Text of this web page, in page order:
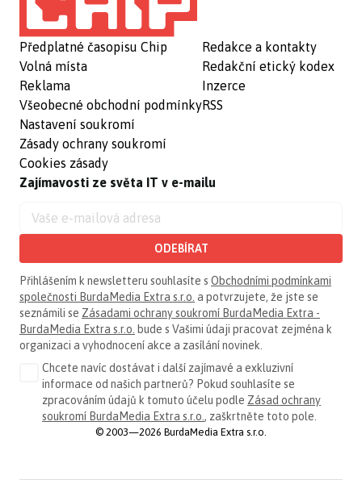
Předplatné časopisu Chip
Volná místa
Reklama
Všeobecné obchodní podmínky
Nastavení soukromí
Zásady ochrany soukromí
Cookies zásady
Redakce a kontakty
Redakční etický kodex
Inzerce
RSS
Zajímavosti ze světa IT v e-mailu
ODEBÍRAT
Přihlášením k newsletteru souhlasíte s Obchodními podmínkami
společnosti BurdaMedia Extra s.r.o. a potvrzujete, že jste se
seznámili se Zásadami ochrany soukromí BurdaMedia Extra -
BurdaMedia Extra s.r.o. bude s Vašimi údaji pracovat zejména k
organizaci a vyhodnocení akce a zasílání novinek.
Chcete navíc dostávat i další zajímavé a exkluzivní
informace od našich partnerů? Pokud souhlasíte se
zpracováním údajů k tomuto účelu podle Zásad ochrany
soukromí BurdaMedia Extra s.r.o. , zaškrtněte toto pole.
© 2003—2026 BurdaMedia Extra s.r.o.